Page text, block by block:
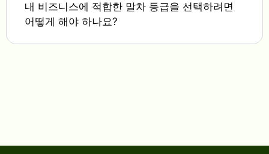
내 비즈니스에 적합한 말차 등급을 선택하려면
어떻게 해야 하나요?